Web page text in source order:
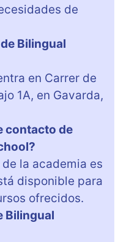
de
Bilingual
en Carrer de
1A, en Gavarda,
contacto de
la academia es
disponible para
ofrecidos.
Bilingual